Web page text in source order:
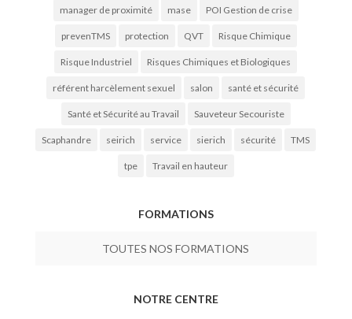
manager de proximité mase POI Gestion de crise
prevenTMS protection QVT Risque Chimique
Risque Industriel Risques Chimiques et Biologiques
référent harcèlement sexuel salon santé et sécurité
Santé et Sécurité au Travail Sauveteur Secouriste
Scaphandre seirich service sierich sécurité TMS
tpe Travail en hauteur
FORMATIONS
TOUTES NOS FORMATIONS
NOTRE CENTRE